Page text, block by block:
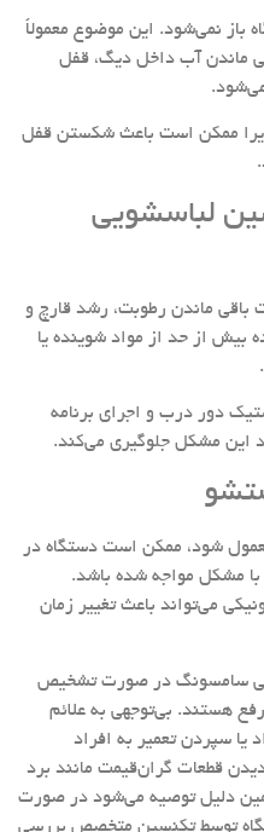
باز نمی‌شود. این موضوع معمولاً
ماندن آب داخل دیگ، قفل
می‌شود.
زیرا ممکن است باعث شکستن قفل
لباسشویی
باقی ماندن رطوبت، رشد قارچ و
بیش از حد از مواد شوینده یا
دور درب و اجرای برنامه
شود، ممکن است دستگاه در
با مشکل مواجه شده باشد.
می‌تواند باعث تغییر زمان
سامسونگ در صورت تشخیص
هستند. بی‌توجهی به علائم
یا سپردن تعمیر به افراد
قطعات گران‌قیمت مانند برد
دلیل توصیه می‌شود در صورت
توسط تکنسین متخصص بررسی